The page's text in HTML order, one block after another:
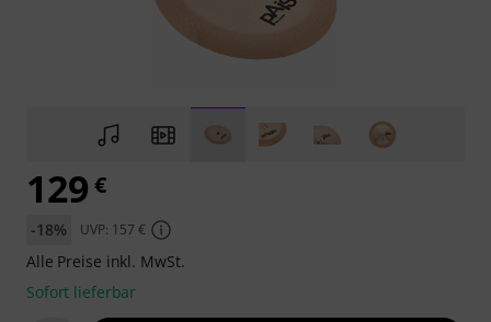
129 €
-18% UVP: 157 €
Alle Preise inkl. MwSt.
Sofort lieferbar